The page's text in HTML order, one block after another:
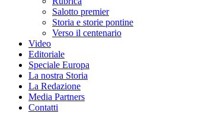
Salotto premier
Storia e storie pontine
Verso il centenario
Video
Editoriale
Speciale Europa
La nostra Storia
La Redazione
Media Partners
Contatti